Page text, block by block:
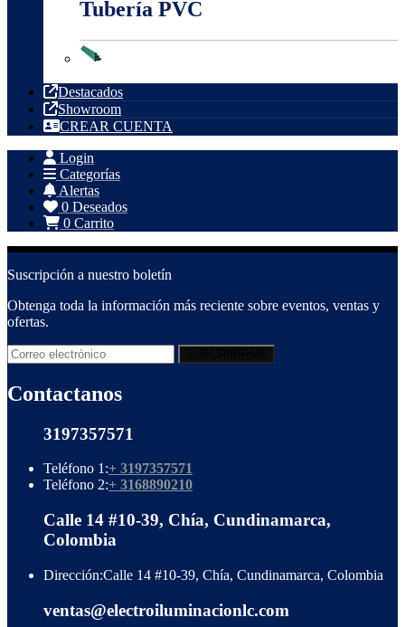
Tubería PVC
Destacados
Showroom
CREAR CUENTA
Login
Categorías
Alertas
0 Deseados
0 Carrito
Suscripción a nuestro boletín
Obtenga toda la información más reciente sobre eventos, ventas y
ofertas.
Contactanos
3197357571
Teléfono 1:+ 3197357571
Teléfono 2:+ 3168890210
Calle 14 #10-39, Chía, Cundinamarca,
Colombia
Dirección:Calle 14 #10-39, Chía, Cundinamarca, Colombia
ventas@electroiluminacionlc.com